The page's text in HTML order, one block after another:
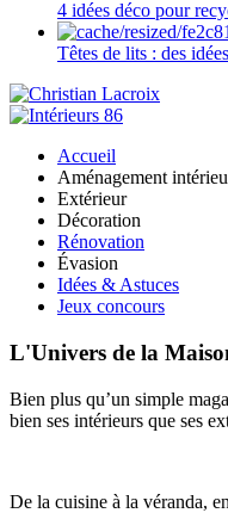
4 idées déco pour
Têtes de lits : des
Accueil
Aménagement
Extérieur
Décoration
Rénovation
Évasion
Idées & Astuces
Jeux concours
L'Univers de la
Bien plus qu’un simple
bien ses intérieurs que ses
De la cuisine à la véranda,